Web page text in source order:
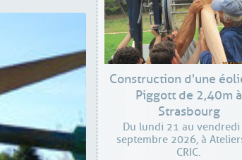
Construction d'une
Piggott de 2,40m à
Strasbourg
Du lundi 21 au vendredi
septembre 2026, à
CRIC.